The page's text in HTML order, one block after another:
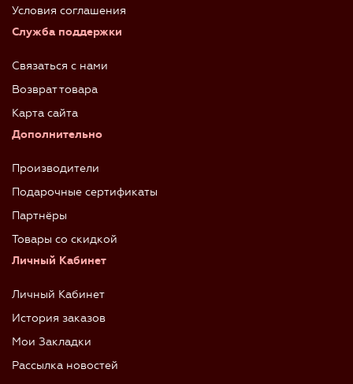
Условия соглашения
Служба поддержки
Связаться с нами
Возврат товара
Карта сайта
Дополнительно
Производители
Подарочные сертификаты
Партнёры
Товары со скидкой
Личный Кабинет
Личный Кабинет
История заказов
Мои Закладки
Рассылка новостей